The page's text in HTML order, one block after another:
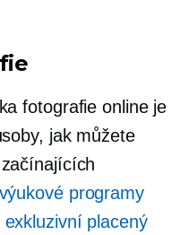
fotografie online je
jak můžete
výukové programy
placený